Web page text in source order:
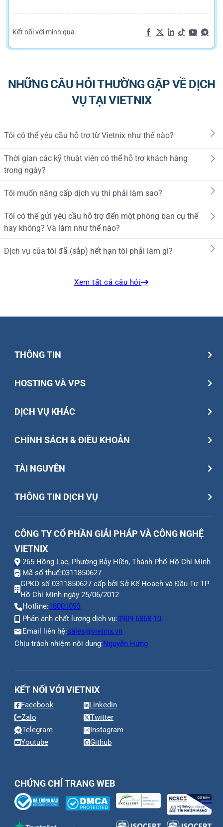
Kết nối với mình qua
NHỮNG CÂU HỎI THƯỜNG GẶP VỀ DỊCH
VỤ TẠI VIETNIX
Tôi có thể yêu cầu hỗ trợ từ Vietnix như thế nào?
Thời gian các kỹ thuật viên có thể hỗ trợ khách hàng
trong ngày?
Tôi muốn nâng cấp dịch vụ thì phải làm sao?
Tôi có thể gửi yêu cầu hỗ trợ đến một phòng ban cụ thể
hay không? Và làm như thế nào?
Dịch vụ của tôi đã (sắp) hết hạn tôi phải làm gì?
Xem tất cả câu hỏi
THÔNG TIN
HOSTING VÀ VPS
DỊCH VỤ KHÁC
CHÍNH SÁCH & ĐIỀU KHOẢN
TÀI NGUYÊN
THÔNG TIN DỊCH VỤ
CÔNG TY CỔ PHẦN GIẢI PHÁP VÀ CÔNG NGHỆ
VIETNIX
265 Hồng Lạc, Phường Bảy Hiền, Thành Phố Hồ Chí Minh
Mã số thuế:0311850627
GPKD số 0311850627 cấp bởi Sở Kế Hoạch và Đầu Tư TP
Hồ Chí Minh ngày 25/06/2012
Hotline:18001093
Phản ánh chất lượng dịch vụ:0909 6868 10
Email liên hệ:sales@vietnix.vn
Chịu trách nhiệm nội dung:Nguyễn Hưng
CHỨNG CHỈ TRANG WEB
KẾT NỐI VỚI VIETNIX
Facebook
Zalo
Telegram
Youtube
Linkedin
Twitter
Instagram
Github